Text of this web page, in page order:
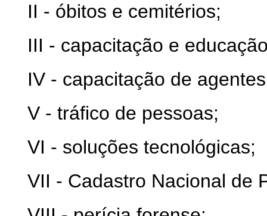
II - óbitos e cemitérios;
III - capacitação e
IV - capacitação de
V - tráfico de pessoas;
VI - soluções tecnológicas;
VII - Cadastro Nacional de